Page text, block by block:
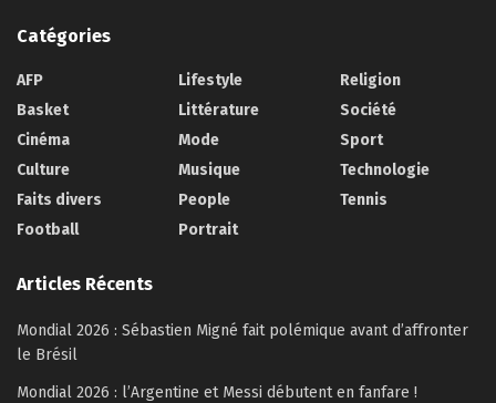
Catégories
AFP
Basket
Cinéma
Culture
Faits divers
Football
Lifestyle
Littérature
Mode
Musique
People
Portrait
Religion
Société
Sport
Technologie
Tennis
Articles Récents
Mondial 2026 : Sébastien Migné fait polémique avant d’affronter
le Brésil
Mondial 2026 : l’Argentine et Messi débutent en fanfare !